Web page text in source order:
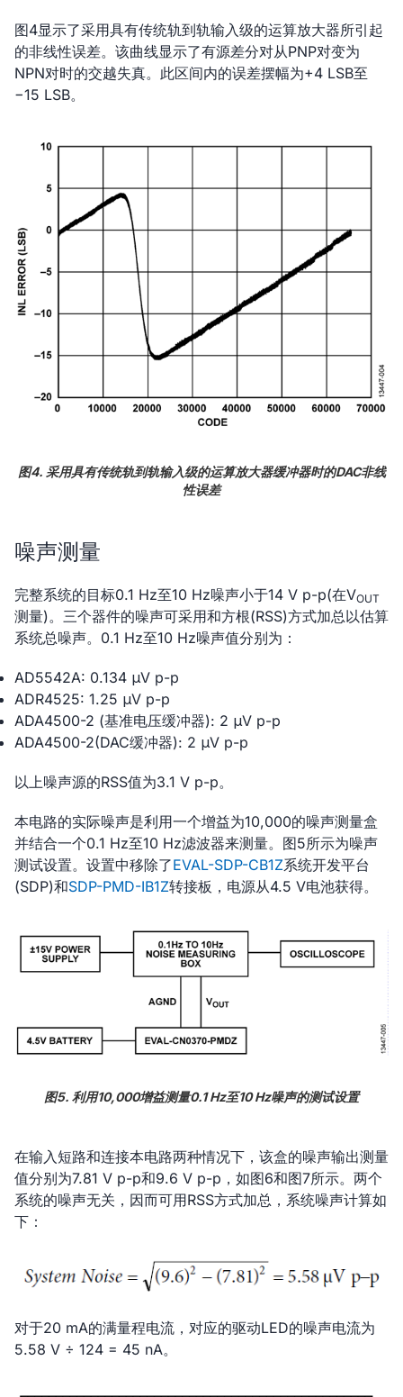
图4显示了采用具有传统轨到轨输入级的运算放大器所引起
的非线性误差。该曲线显示了有源差分对从PNP对变为
NPN对时的交越失真。此区间内的误差摆幅为+4 LSB至
−15 LSB。
图4. 采用具有传统轨到轨输入级的运算放大器缓冲器时的DAC非线
性误差
噪声测量
完整系统的目标0.1 Hz至10 Hz噪声小于14 V p-p(在VOUT
测量)。三个器件的噪声可采用和方根(RSS)方式加总以估算
系统总噪声。0.1 Hz至10 Hz噪声值分别为：
AD5542A: 0.134 μV p-p
ADR4525: 1.25 μV p-p
ADA4500-2 (基准电压缓冲器): 2 μV p-p
ADA4500-2(DAC缓冲器): 2 μV p-p
以上噪声源的RSS值为3.1 V p-p。
本电路的实际噪声是利用一个增益为10,000的噪声测量盒
并结合一个0.1 Hz至10 Hz滤波器来测量。图5所示为噪声
测试设置。设置中移除了EVAL-SDP-CB1Z系统开发平台
(SDP)和SDP-PMD-IB1Z转接板，电源从4.5 V电池获得。
图5. 利用10,000增益测量0.1 Hz至10 Hz噪声的测试设置
在输入短路和连接本电路两种情况下，该盒的噪声输出测量
值分别为7.81 V p-p和9.6 V p-p，如图6和图7所示。两个
系统的噪声无关，因而可用RSS方式加总，系统噪声计算如
下：
对于20 mA的满量程电流，对应的驱动LED的噪声电流为
5.58 V ÷ 124 = 45 nA。